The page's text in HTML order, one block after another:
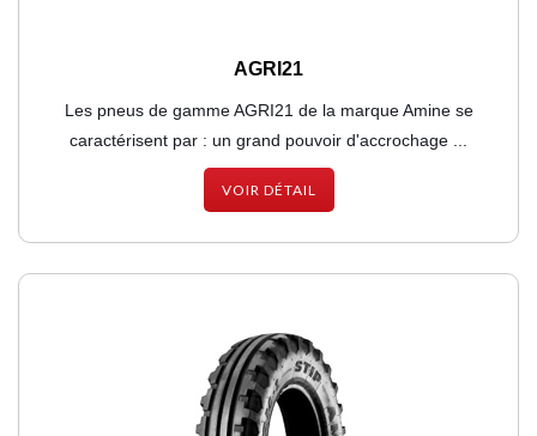
AGRI21
Les pneus de gamme AGRI21 de la marque Amine se
caractérisent par : un grand pouvoir d'accrochage ...
VOIR DÉTAIL